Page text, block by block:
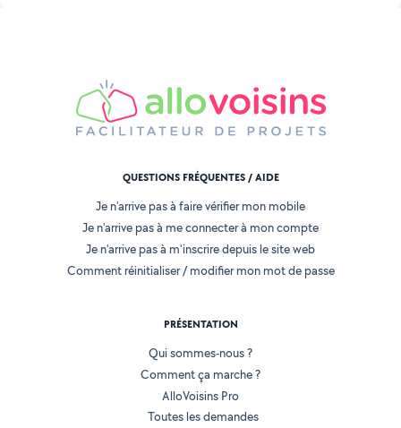
QUESTIONS FRÉQUENTES / AIDE
Je n'arrive pas à faire vérifier mon mobile
Je n'arrive pas à me connecter à mon compte
Je n'arrive pas à m'inscrire depuis le site web
Comment réinitialiser / modifier mon mot de passe
PRÉSENTATION
Qui sommes-nous ?
Comment ça marche ?
AlloVoisins Pro
Toutes les demandes